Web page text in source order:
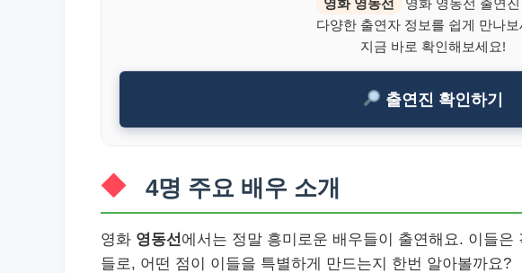
다양한 출연자 정보를 쉽게 만나
지금 바로 확인해보세요!
출연진 확인하기
4명 주요 배우 소개
영화 영동선 에서는 정말 흥미로운 배우들이 출연해요. 이들
들로, 어떤 점이 이들을 특별하게 만드는지 한번 알아볼까요?